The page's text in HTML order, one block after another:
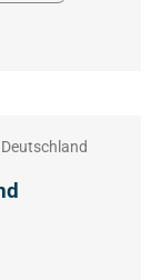
Deutschland